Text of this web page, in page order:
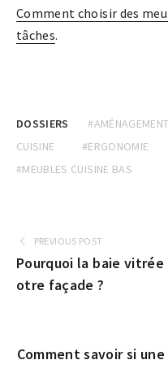
Comment choisir des
tâches.
DOSSIERS
CUISINE
#ERGONOMIE
#MEUBLES CUISINE BAS
PREVIOUS POST
Pourquoi la baie
otre façade ?
Comment savoir si